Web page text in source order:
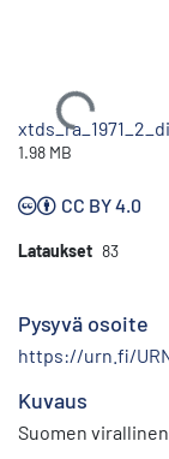
Ladataan...
1.98 MB
CC BY 4.0
Lataukset 83
Pysyvä osoite
https://urn.fi/
Kuvaus
Suomen